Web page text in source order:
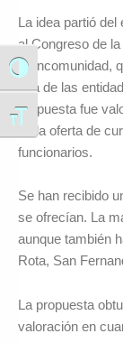
Alternar alto
Alternar tamaño
La idea partió del
al Congreso de
Mancomunidad,
una de las
propuesta fue
en la oferta de
funcionarios.
Se han recibido
se ofrecían. La
aunque también
Rota, San
La propuesta
valoración en